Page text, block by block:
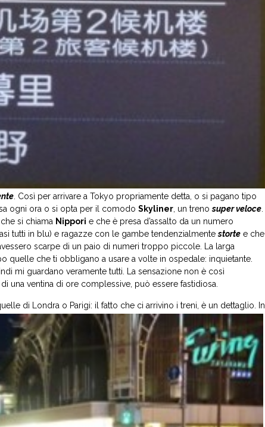
. Così per arrivare a Tokyo propriamente detta, o si pagano tipo
ogni ora o si opta per il comodo Skyliner, un trenosuper veloce.
si chiama Nippori e che è presa d’assalto da un numero
tutti in blu) e ragazze con le gambe tendenzialmentestorte e che
scarpe di un paio di numeri troppo piccole. La larga
quelle che ti obbligano a usare a volte in ospedale: inquietante.
mi guardano veramente tutti. La sensazione non è così
una ventina di ore complessive, può essere fastidiosa.
di Londra o Parigi: il fatto che ci arrivino i treni, è un dettaglio. In